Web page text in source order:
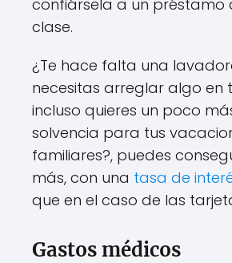
confiársela a un préstamo
clase.
¿Te hace falta una
necesitas arreglar algo en
incluso quieres un poco
solvencia para tus
familiares?, puedes
más, con una tasa de
que en el caso de las
Gastos médicos